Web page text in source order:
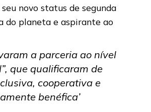
novo status de segunda
do planeta e aspirante ao
a parceria ao nível
que qualificaram de
cooperativa e
benéfica’